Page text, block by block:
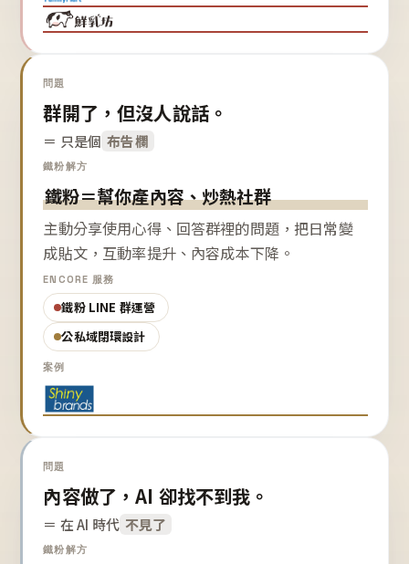
問題
群開了，但沒人說話。
＝ 只是個 布告欄
鐵粉解方
鐵粉＝幫你產內容、炒熱社群
主動分享使用心得、回答群裡的問題，把日常變
成貼文，互動率提升、內容成本下降。
ENCORE 服務
鐵粉 LINE 群運營
公私域閉環設計
案例
問題
內容做了，AI 卻找不到我。
＝ 在 AI 時代 不見了
鐵粉解方